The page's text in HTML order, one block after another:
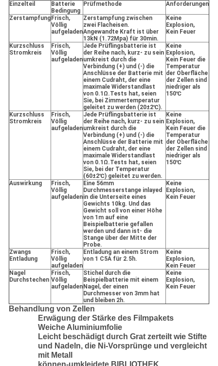
Einzelteil
Batterie
Bedingung
Prüfmethode Anforderungen
Zerstampfung Frisch,
Völlig
aufgeladen
Zerstampfung zwischen
zwei Flacheisen.
Angewandte Kraft ist über
13kN (1.72Mpa) für 30min.
Keine
Explosion,
Kein Feuer
Kurzschluss
Stromkreis
Frisch,
Völlig
aufgeladen
Jede Prüflingsbatterie ist
der Reihe nach, kurz- zu sein
umkreist durch die
Verbindung (+) und (-) die
Anschlüsse der Batterie mit
einem Cudraht, der eine
maximale Widerstandlast
von 0.1Ω.Tests hat, seien
Sie, bei Zimmertemperatur
geleitet zu werden (20±2℃).
Keine
Explosion,
Kein Feuer die
Temperatur
der Oberfläche
der Zellen sind
niedriger als
150℃
Kurzschluss
Stromkreis
Frisch,
Völlig
aufgeladen
Jede Prüflingsbatterie ist
der Reihe nach, kurz- zu sein
umkreist durch die
Verbindung (+) und (-) die
Anschlüsse der Batterie mit
einem Cudraht, der eine
maximale Widerstandlast
von 0.1Ω.Tests hat, seien
Sie, bei der Temperatur
(60±2℃) geleitet zu werden.
Keine
Explosion,
Kein Feuer die
Temperatur
der Oberfläche
der Zellen sind
niedriger als
150℃
Auswirkung
Frisch,
Völlig
aufgeladen
Eine 56mm
Durchmesserstange inlayed
in die Unterseite eines
Gewichts 10kg. Und das
Gewicht soll von einer Höhe
von 1m auf eine
Beispielbatterie gefallen
werden und dann ist- die
Stange über der Mitte der
Probe.
Keine
Explosion,
Kein Feuer
Zwangs
Entladung
Frisch,
Völlig
aufgeladen
Entladung an einem Strom
von 1 C5A für 2.5h.
Keine
Explosion,
Kein Feuer
Nagel
Durchstechen
Frisch,
Völlig
aufgeladen
Stichel durch die
Beispielbatterie mit einem
Nagel, der einen
Durchmesser von 3mm hat
und bleiben 2h.
Keine
Explosion,
Kein Feuer
Behandlung von Zellen
Erwägung der Stärke des Filmpakets
Weiche Aluminiumfolie
Leicht beschädigt durch Grat zerteilt wie Stifte
und Nadeln, die Ni-Vorsprünge und vergleicht
mit Metall